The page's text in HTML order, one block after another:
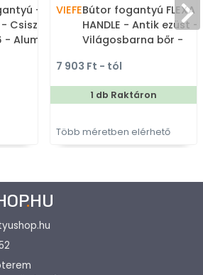
- TRIM
Csiszolt matt
Alumínium -
színes fém
VIEFEBútor fogantyú FLEXA
HANDLE - Antik ezüst -
Világosbarna bőr -
- Bőrrel kombinált fém
bútorfogantyú
7 903 Ft - tól
1 db Raktáron
Több méretben elérhető
.HU